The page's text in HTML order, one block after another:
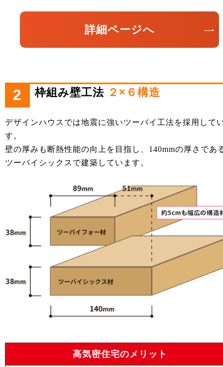
詳細ページへ
2 枠組み壁工法 ２×６構造
デザインハウスでは地震に強いツーバイ工法を採用して
す。
壁の厚みも断熱性能の向上を目指し、140mmの厚さであ
ツーバイシックスで建築しています。
高気密住宅のメリット